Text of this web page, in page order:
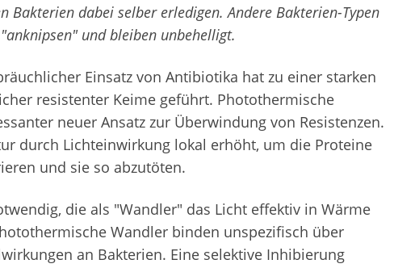
Bakterien dabei selber erledigen. Andere Bakterien-Typen
und bleiben unbehelligt.
Einsatz von Antibiotika hat zu einer starken
resistenter Keime geführt. Photothermische
neuer Ansatz zur Überwindung von Resistenzen.
durch Lichteinwirkung lokal erhöht, um die Proteine
und sie so abzutöten.
die als "Wandler" das Licht effektiv in Wärme
Wandler binden unspezifisch über
an Bakterien. Eine selektive Inhibierung